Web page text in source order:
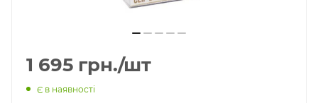
1 695 грн./шт
Є в наявності